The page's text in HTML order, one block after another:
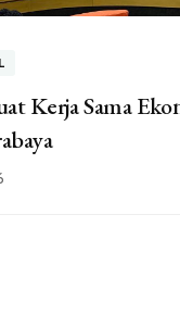
Kerja Sama